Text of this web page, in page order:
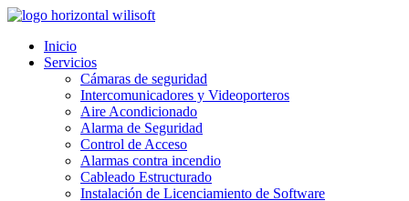
Inicio
Servicios
Cámaras de seguridad
Intercomunicadores y Videoporteros
Aire Acondicionado
Alarma de Seguridad
Control de Acceso
Alarmas contra incendio
Cableado Estructurado
Instalación de Licenciamiento de Software